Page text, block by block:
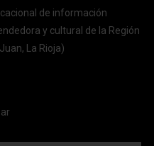
de información
y cultural de la Región
La Rioja)